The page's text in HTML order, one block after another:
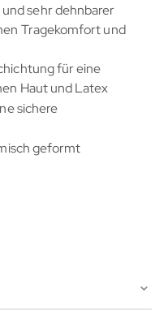
sehr dehnbarer
Tragekomfort und
für eine
Haut und Latex
sichere
geformt